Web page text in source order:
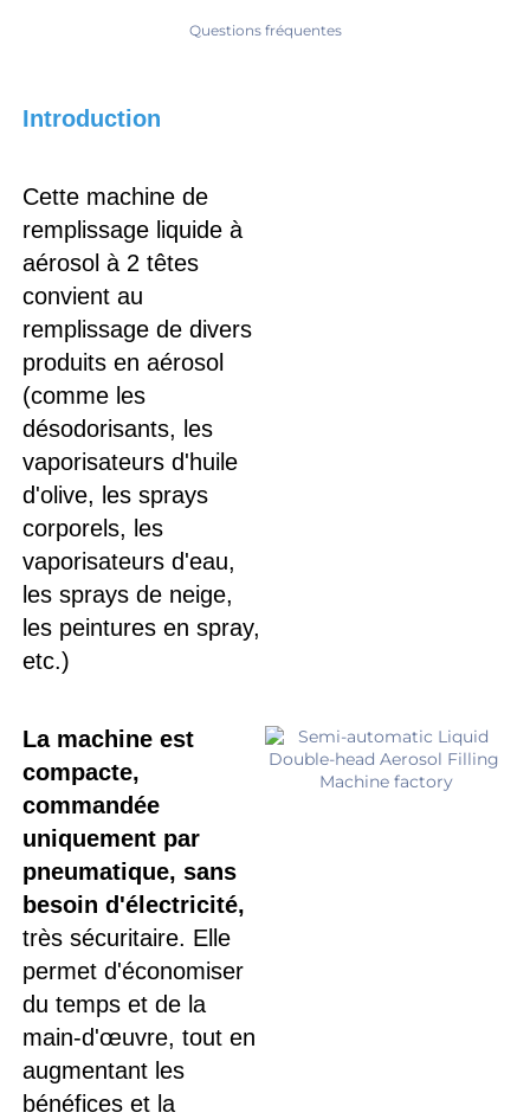
Questions fréquentes
Introduction
Cette machine de
remplissage liquide à
aérosol à 2 têtes
convient au
remplissage de divers
produits en aérosol
(comme les
désodorisants, les
vaporisateurs d'huile
d'olive, les sprays
corporels, les
vaporisateurs d'eau,
les sprays de neige,
les peintures en spray,
etc.)
La machine est
compacte,
commandée
uniquement par
pneumatique, sans
très sécuritaire. Elle
permet d'économiser
du temps et de la
main-d'œuvre, tout en
augmentant les
bénéfices et la